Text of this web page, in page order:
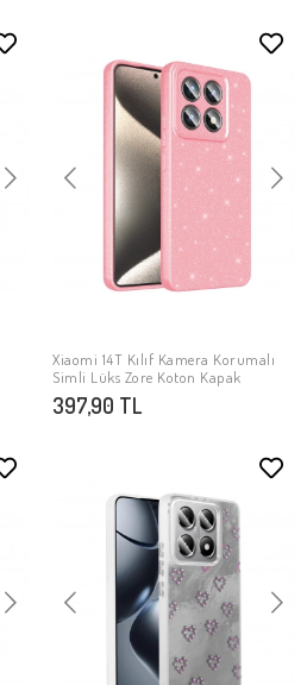
SEPETE EKLE
Xiaomi 14T Kılıf Kamera Korumalı
Simli Lüks Zore Koton Kapak
397,90 TL